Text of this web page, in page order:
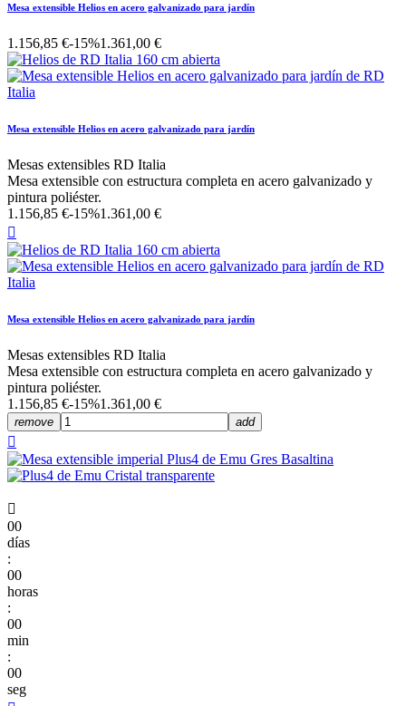
Mesa extensible Helios en acero galvanizado para jardín
1.156,85 €-15%1.361,00 €
Mesa extensible Helios en acero galvanizado para jardín
Mesas extensibles RD Italia
Mesa extensible con estructura completa en acero galvanizado y
pintura poliéster.
1.156,85 €-15%1.361,00 €

Mesa extensible Helios en acero galvanizado para jardín
Mesas extensibles RD Italia
Mesa extensible con estructura completa en acero galvanizado y
pintura poliéster.
1.156,85 €-15%1.361,00 €
remove add


00
días
:
00
horas
:
00
min
:
00
seg